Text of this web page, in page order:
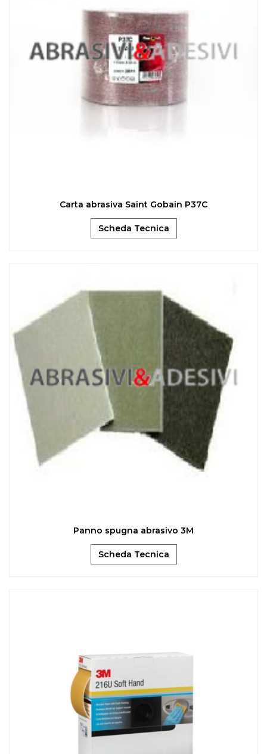
Carta abrasiva Saint Gobain P37C
Scheda Tecnica
Panno spugna abrasivo 3M
Scheda Tecnica